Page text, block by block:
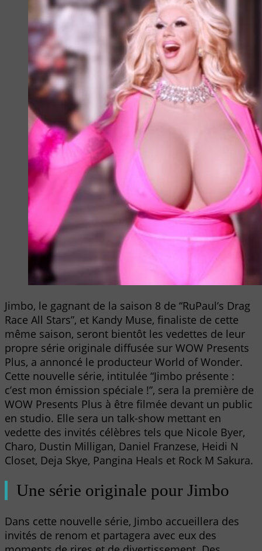
Jimbo, le gagnant de la saison 8 de “RuPaul’s Drag
Race All Stars”, et Kandy Muse, finaliste de cette
même saison, seront bientôt les vedettes de leur
propre série originale diffusée sur WOW Presents
Plus, a annoncé le producteur World of Wonder.
Cette nouvelle série, intitulée “Jimbo présente :
c’est mon émission spéciale !”, sera la première de
WOW Presents Plus à être filmée devant un public
en studio. Elle sera un talk-show mettant en
vedette des invités célèbres tels que Nicole Byer,
Charo, Dustin Milligan, Daniel Franzese, Heidi N
Closet, Deja Skye, Pangina Heals et Rock M Sakura.
Une série originale pour Jimbo
Dans cette nouvelle série, Jimbo accueillera des
invités de renom et partagera avec eux des